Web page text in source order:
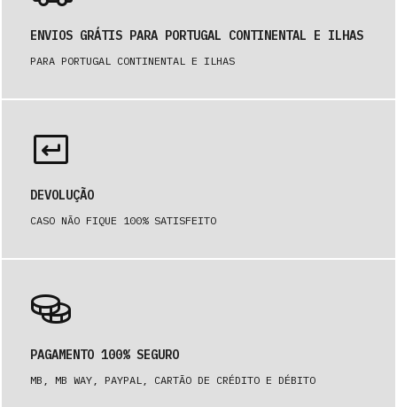
ENVIOS GRÁTIS PARA PORTUGAL CONTINENTAL E ILHAS
PARA PORTUGAL CONTINENTAL E ILHAS
DEVOLUÇÃO
CASO NÃO FIQUE 100% SATISFEITO
PAGAMENTO 100% SEGURO
MB, MB WAY, PAYPAL, CARTÃO DE CRÉDITO E DÉBITO